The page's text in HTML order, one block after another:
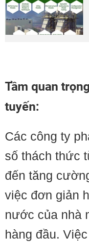
Tầm quan
tuyến:
Các công ty
số thách thức
đến tăng
việc đơn giản
nước của nhà
hàng đầu.